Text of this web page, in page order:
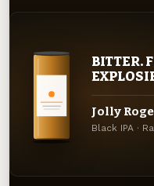
BITTER.
Jolly
Black IPA ·